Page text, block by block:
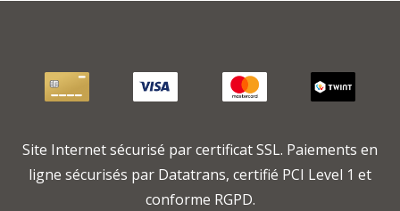
Site Internet sécurisé par certificat SSL. Paiements en
ligne sécurisés par Datatrans, certifié PCI Level 1 et
conforme RGPD.